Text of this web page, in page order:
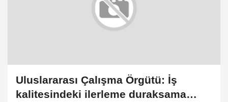
Uluslararası Çalışma Örgütü: İş
kalitesindeki ilerleme duraksama